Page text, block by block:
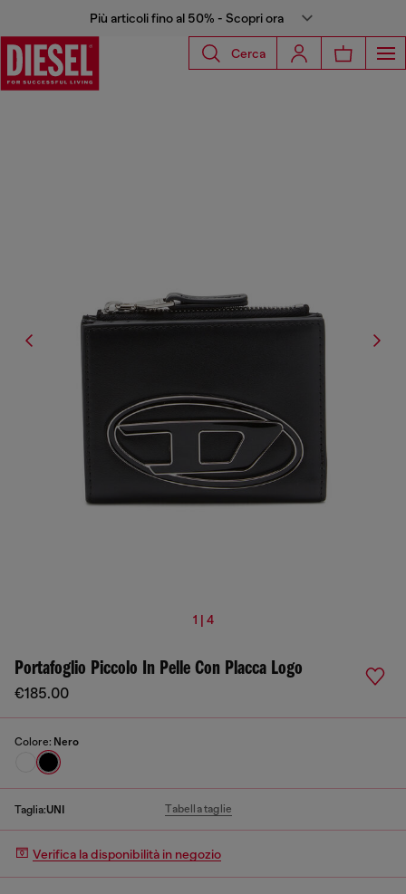
Più articoli fino al 50% - Scopri ora
Cerca
1 | 4
Portafoglio Piccolo In Pelle Con Placca Logo
€185.00
Colore: Nero
Taglia:UNI Tabella taglie
Verifica la disponibilità in negozio